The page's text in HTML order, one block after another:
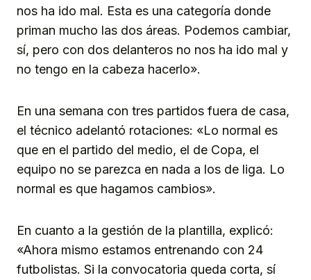
nos ha ido mal. Esta es una categoría donde
priman mucho las dos áreas. Podemos cambiar,
sí, pero con dos delanteros no nos ha ido mal y
no tengo en la cabeza hacerlo».
En una semana con tres partidos fuera de casa,
el técnico adelantó rotaciones: «Lo normal es
que en el partido del medio, el de Copa, el
equipo no se parezca en nada a los de liga. Lo
normal es que hagamos cambios».
En cuanto a la gestión de la plantilla, explicó:
«Ahora mismo estamos entrenando con 24
futbolistas. Si la convocatoria queda corta, sí